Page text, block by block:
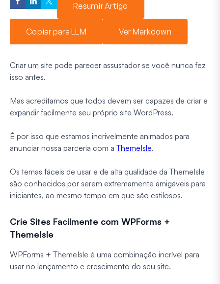
Resumir Artigo
Copiar para LLM Ver Markdown
Criar um site pode parecer assustador se você nunca fez
isso antes.
Mas acreditamos que todos devem ser capazes de criar e
expandir facilmente seu próprio site WordPress.
É por isso que estamos incrivelmente animados para
anunciar nossa parceria com a ThemeIsle.
Os temas fáceis de usar e de alta qualidade da ThemeIsle
são conhecidos por serem extremamente amigáveis para
iniciantes, ao mesmo tempo em que são estilosos.
Crie Sites Facilmente com WPForms +
ThemeIsle
WPForms + ThemeIsle é uma combinação incrível para
usar no lançamento e crescimento do seu site.